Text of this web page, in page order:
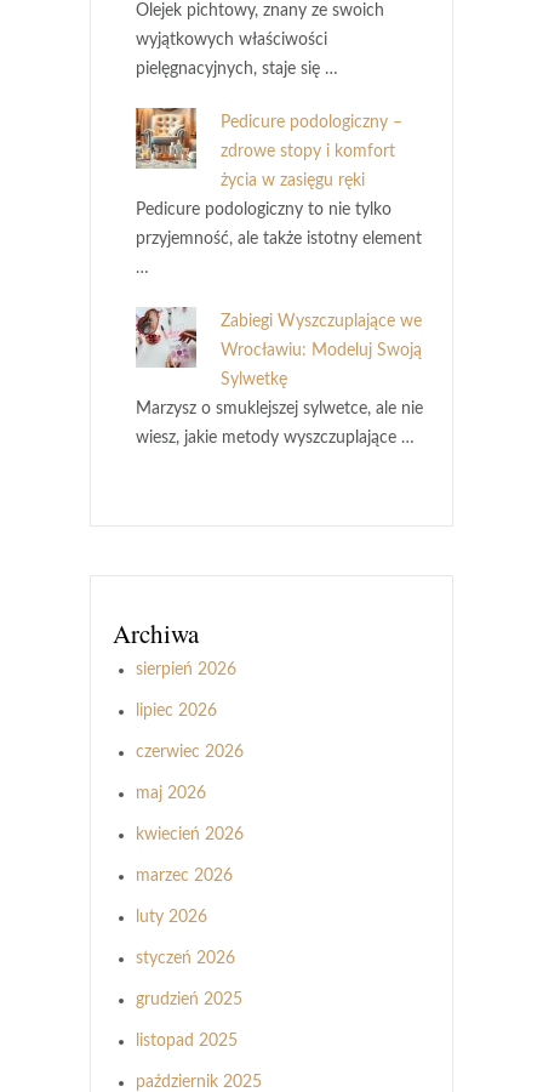
Olejek pichtowy, znany ze swoich
wyjątkowych właściwości
pielęgnacyjnych, staje się …
Pedicure podologiczny –
zdrowe stopy i komfort
życia w zasięgu ręki
Pedicure podologiczny to nie tylko
przyjemność, ale także istotny element
…
Zabiegi Wyszczuplające we
Wrocławiu: Modeluj Swoją
Sylwetkę
Marzysz o smuklejszej sylwetce, ale nie
wiesz, jakie metody wyszczuplające …
Archiwa
sierpień 2026
lipiec 2026
czerwiec 2026
maj 2026
kwiecień 2026
marzec 2026
luty 2026
styczeń 2026
grudzień 2025
listopad 2025
październik 2025